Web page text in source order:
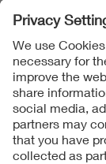
Follow us on